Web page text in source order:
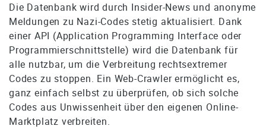
Die Datenbank wird durch Insider-News und anonyme
Meldungen zu Nazi-Codes stetig aktualisiert. Dank
einer API (Application Programming Interface oder
Programmierschnittstelle) wird die Datenbank für
alle nutzbar, um die Verbreitung rechtsextremer
Codes zu stoppen. Ein Web-Crawler ermöglicht es,
ganz einfach selbst zu überprüfen, ob sich solche
Codes aus Unwissenheit über den eigenen Online-
Marktplatz verbreiten.